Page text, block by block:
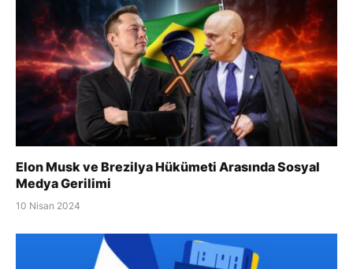
Elon Musk ve Brezilya Hükümeti Arasında Sosyal
Medya Gerilimi
10 Nisan 2024